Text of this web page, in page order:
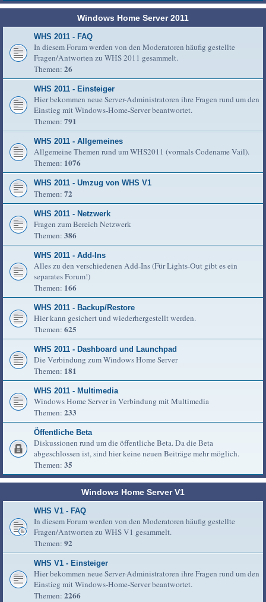
Windows Home Server 2011
WHS 2011 - FAQ
In diesem Forum werden von den Moderatoren häufig gestellte
Fragen/Antworten zu WHS 2011 gesammelt.
Themen: 26
WHS 2011 - Einsteiger
Hier bekommen neue Server-Administratoren ihre Fragen rund um den
Einstieg mit Windows-Home-Server beantwortet.
Themen: 791
WHS 2011 - Allgemeines
Allgemeine Themen rund um WHS2011 (vormals Codename Vail).
Themen: 1076
WHS 2011 - Umzug von WHS V1
Themen: 72
WHS 2011 - Netzwerk
Fragen zum Bereich Netzwerk
Themen: 386
WHS 2011 - Add-Ins
Alles zu den verschiedenen Add-Ins (Für Lights-Out gibt es ein
separates Forum!)
Themen: 166
WHS 2011 - Backup/Restore
Hier kann gesichert und wiederhergestellt werden.
Themen: 625
WHS 2011 - Dashboard und Launchpad
Die Verbindung zum Windows Home Server
Themen: 181
WHS 2011 - Multimedia
Windows Home Server in Verbindung mit Multimedia
Themen: 233
Öffentliche Beta
Diskussionen rund um die öffentliche Beta. Da die Beta
abgeschlossen ist, sind hier keine neuen Beiträge mehr möglich.
Themen: 35
Windows Home Server V1
WHS V1 - FAQ
In diesem Forum werden von den Moderatoren häufig gestellte
Fragen/Antworten zu WHS V1 gesammelt.
Themen: 92
WHS V1 - Einsteiger
Hier bekommen neue Server-Administratoren ihre Fragen rund um den
Einstieg mit Windows-Home-Server beantwortet.
Themen: 2266